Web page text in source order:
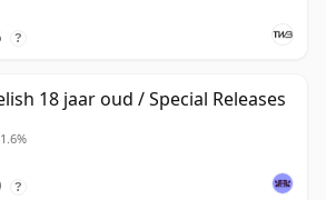
?
18 jaar oud / Special Releases
?